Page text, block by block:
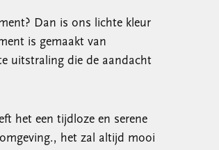
Dan is ons lichte kleur
is gemaakt van
uitstraling die de aandacht
het een tijdloze en serene
het zal altijd mooi